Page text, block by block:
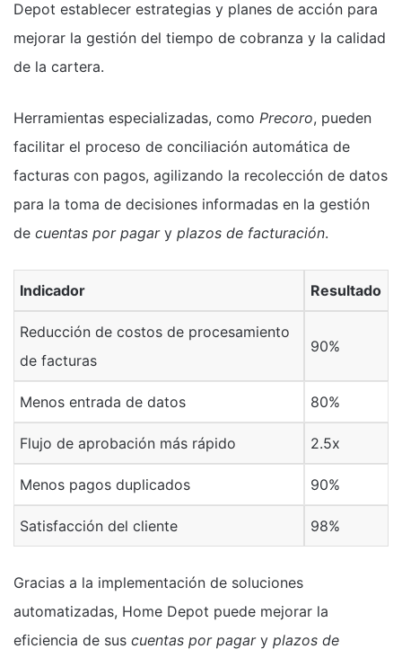
Depot establecer estrategias y planes de acción para
mejorar la gestión del tiempo de cobranza y la calidad
de la cartera.
Herramientas especializadas, como Precoro, pueden
facilitar el proceso de conciliación automática de
facturas con pagos, agilizando la recolección de datos
para la toma de decisiones informadas en la gestión
de cuentas por pagary plazos de facturación.
Indicador Resultado
Reducción de costos de procesamiento
de facturas
90%
Menos entrada de datos 80%
Flujo de aprobación más rápido 2.5x
Menos pagos duplicados 90%
Satisfacción del cliente 98%
Gracias a la implementación de soluciones
automatizadas, Home Depot puede mejorar la
eficiencia de sus cuentas por pagary plazos de